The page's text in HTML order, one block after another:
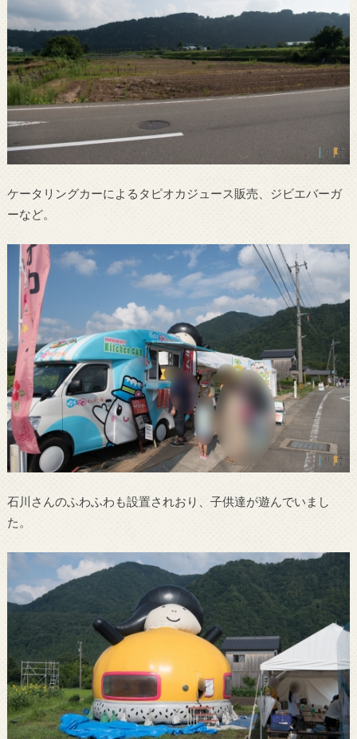
ケータリングカーによるタピオカジュース販売、ジビエバーガ
ーなど。
石川さんのふわふわも設置されおり、子供達が遊んでいまし
た。